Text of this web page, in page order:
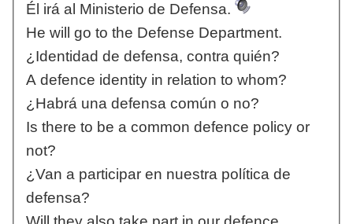
Él irá al Ministerio de Defensa.
He will go to the Defense Department.
¿Identidad de defensa, contra quién?
A defence identity in relation to whom?
¿Habrá una defensa común o no?
Is there to be a common defence policy or
not?
¿Van a participar en nuestra política de
defensa?